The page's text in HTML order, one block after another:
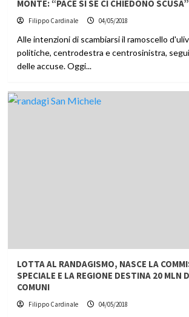
MONTE: “PACE SI SE CI CHIEDONO SCUSA”
Filippo Cardinale 04/05/2018
Alle intenzioni di scambiarsi il ramoscello
politiche, centrodestra e centrosinistra,
delle accuse. Oggi...
LOTTA AL RANDAGISMO, NASCE LA
SPECIALE E LA REGIONE DESTINA 20 MLN
COMUNI
Filippo Cardinale 04/05/2018